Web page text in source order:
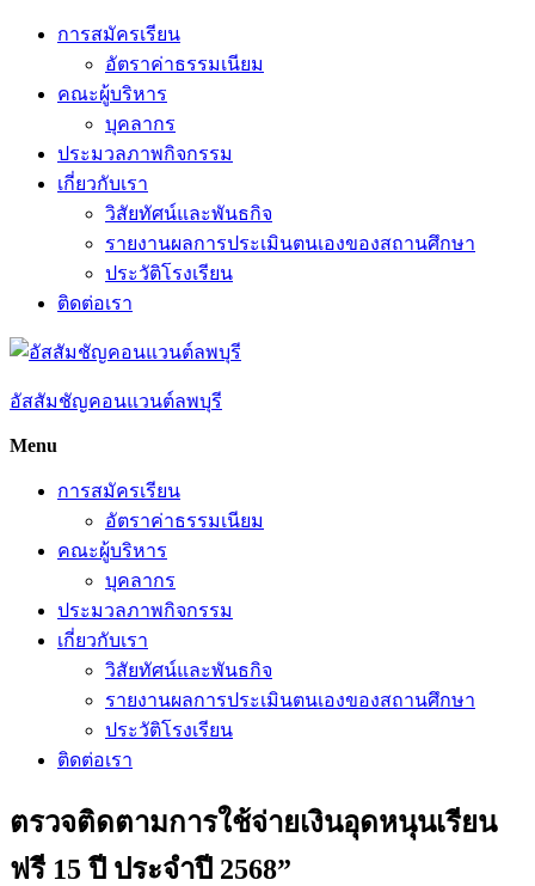
Skip
การสมัครเรียน
อัตราค่าธรรมเนียม
คณะผู้บริหาร
บุคลากร
ประมวลภาพกิจกรรม
เกี่ยวกับเรา
วิสัยทัศน์และพันธกิจ
รายงานผลการประเมินตนเองของสถานศึกษา
ประวัติโรงเรียน
ติดต่อเรา
อัสสัมชัญคอนแวนต์ลพบุรี
Menu
การสมัครเรียน
อัตราค่าธรรมเนียม
คณะผู้บริหาร
บุคลากร
ประมวลภาพกิจกรรม
เกี่ยวกับเรา
วิสัยทัศน์และพันธกิจ
รายงานผลการประเมินตนเองของสถานศึกษา
ประวัติโรงเรียน
ติดต่อเรา
ตรวจติดตามการใช้จ่ายเงินอุดหนุนเรียน
ฟรี 15 ปี ประจำปี 2568”